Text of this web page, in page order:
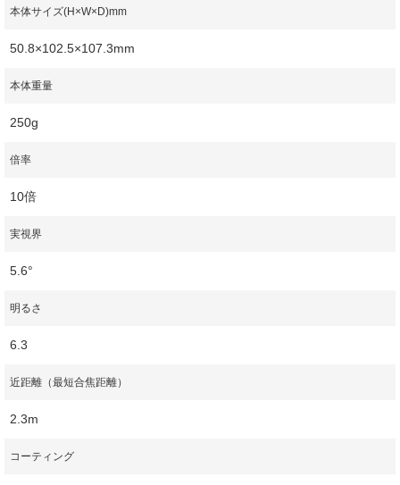
本体サイズ(H×W×D)mm
50.8×102.5×107.3mm
本体重量
250g
倍率
10倍
実視界
5.6°
明るさ
6.3
近距離（最短合焦距離）
2.3m
コーティング